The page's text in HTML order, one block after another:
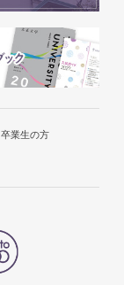
卒業生の方